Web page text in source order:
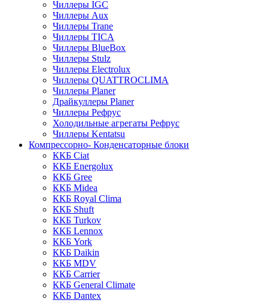
Чиллеры IGC
Чиллеры Aux
Чиллеры Trane
Чиллеры TICA
Чиллеры BlueBox
Чиллеры Stulz
Чиллеры Electrolux
Чиллеры QUATTROCLIMA
Чиллеры Planer
Драйкуллеры Planer
Чиллеры Рефрус
Холодильные агрегаты Рефрус
Чиллеры Kentatsu
Компрессорно- Конденсаторные блоки
ККБ Ciat
ККБ Energolux
ККБ Gree
ККБ Midea
ККБ Royal Clima
ККБ Shuft
ККБ Turkov
ККБ Lennox
ККБ York
ККБ Daikin
ККБ MDV
ККБ Carrier
ККБ General Climate
ККБ Dantex